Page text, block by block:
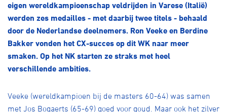
Producten en diensten
Contact
Over ons
Lid worden
eigen wereldkampioenschap veldrijden in Varese (Italië)
werden zes medailles - met daarbij twee titels - behaald
door de Nederlandse deelnemers. Ron Veeke en Berdine
Bakker vonden het CX-succes op dit WK naar meer
smaken. Op het NK starten ze straks met heel
verschillende ambities.
Veeke (wereldkampioen bij de masters 60-64) was samen
met Jos Bogaerts (65-69) goed voor goud. Maar ook het zilver
Veldrijden Biketrial
Pumptrack Fixed gear